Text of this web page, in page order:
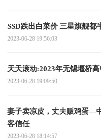
SSD跌出白菜价 三星旗舰都
2023-06-28 19:56:03
天天滚动:2023年无锡堰桥
2023-06-28 19:09:50
妻子卖凉皮，丈夫贩鸡蛋—
客信任
2023-06-28 18:14:57